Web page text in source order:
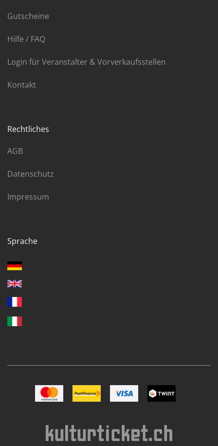
Gutscheine
Hilfe / FAQ
Login für Veranstalter & Vorverkaufsstellen
Kontakt
Rechtliches
AGB
Datenschutz
Impressum
Sprache
Bild MastercardBild Postfinance
Bild VISA Bild TWINT